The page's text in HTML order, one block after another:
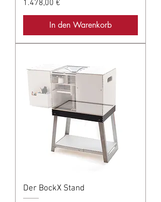
Preis
1.478,00 €
In den Warenkorb
Der BockX Stand